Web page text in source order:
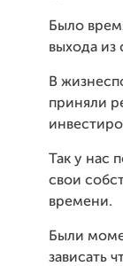
Было
выхода из
В
приняли
Так у нас
свои
времени.
Были
зависать